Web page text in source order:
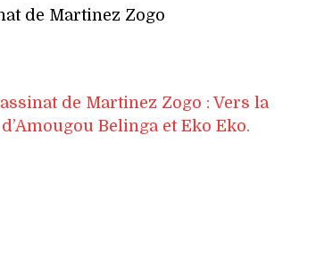
de Martinez Zogo : Vers la
Belinga et Eko Eko.